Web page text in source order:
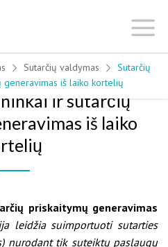
Sutarčių valdymas
Sutarčių
generavimas iš laiko kortelių
ir sutarčių
iš laiko
priskaitymų generavimas
leidžia suimportuoti sutarties
nurodant tik suteiktų paslaugų